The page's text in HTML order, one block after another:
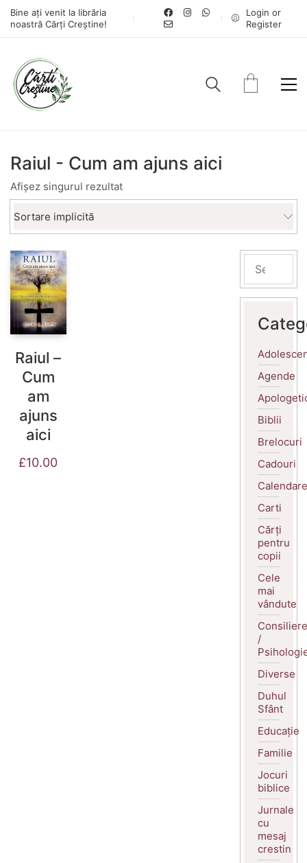
Bine ați venit la librăria
noastră Cărți Creștine!
Login or
Register
Raiul - Cum am ajuns aici
Afișez singurul rezultat
Sortare implicită
Raiul –
Cum
am
ajuns
aici
£10.00
Agende
Biblii
Brelocuri
Cadouri
Calendare
Carti
Cărți
pentru
copii
Cele
mai
vândute
Consiliere
/
Diverse
Duhul
Sfânt
Educație
Familie
Jocuri
biblice
Jurnale
cu
mesaj
crestin